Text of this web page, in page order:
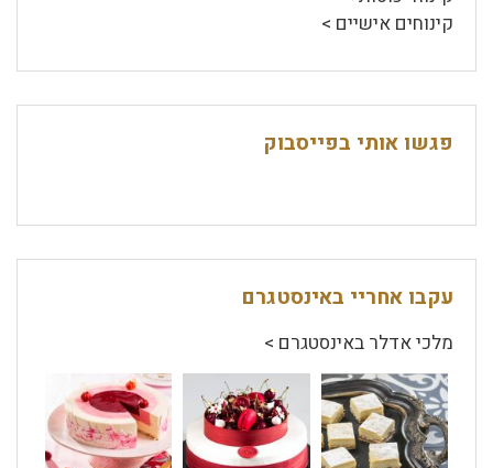
קינוחים אישיים >
פגשו אותי בפייסבוק
עקבו אחריי באינסטגרם
מלכי אדלר באינסטגרם >